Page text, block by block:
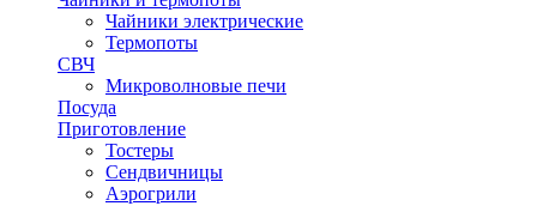
Чайники электрические
Термопоты
СВЧ
Микроволновые печи
Посуда
Приготовление
Тостеры
Сендвичницы
Аэрогрили